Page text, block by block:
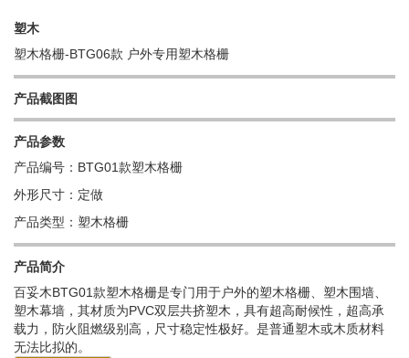
塑木
塑木格栅-BTG06款 户外专用塑木格栅
产品截图图
产品参数
产品编号：BTG01款塑木格栅
外形尺寸：定做
产品类型：塑木格栅
产品简介
百妥木BTG01款塑木格栅是专门用于户外的塑木格栅、塑木围墙、
塑木幕墙，其材质为PVC双层共挤塑木，具有超高耐候性，超高承
载力，防火阻燃级别高，尺寸稳定性极好。是普通塑木或木质材料
无法比拟的。